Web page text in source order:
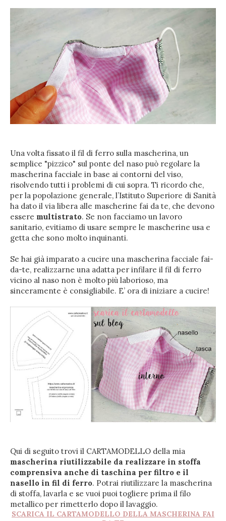
Una volta fissato il fil di ferro sulla mascherina, un
semplice "pizzico" sul ponte del naso può regolare la
mascherina facciale in base ai contorni del viso,
risolvendo tutti i problemi di cui sopra. Ti ricordo che,
per la popolazione generale, l’Istituto Superiore di Sanità
ha dato il via libera alle mascherine fai da te, che devono
essere multistrato. Se non facciamo un lavoro
sanitario, evitiamo di usare sempre le mascherine usa e
getta che sono molto inquinanti.
Se hai già imparato a cucire una mascherina facciale fai-
da-te, realizzarne una adatta per infilare il fil di ferro
vicino al naso non è molto più laborioso, ma
sinceramente è consigliabile. E’ ora di iniziare a cucire!
Qui di seguito trovi il CARTAMODELLO della mia
mascherina riutilizzabile da realizzare in stoffa
comprensiva anche di taschina per filtro e il
nasello in fil di ferro. Potrai riutilizzare la mascherina
di stoffa, lavarla e se vuoi puoi togliere prima il filo
metallico per rimetterlo dopo il lavaggio.
SCARICA IL CARTAMODELLO DELLA MASCHERINA FAI